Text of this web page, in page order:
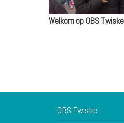
Welkom op OBS Twiske
OBS Twiske